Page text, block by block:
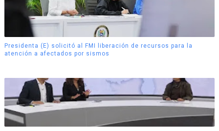
Presidenta (E) solicitó al FMI liberación de recursos para la
atención a afectados por sismos